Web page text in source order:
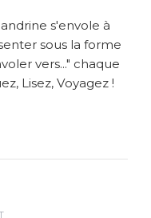
s'envole à
sous la forme
vers..." chaque
Lisez, Voyagez !